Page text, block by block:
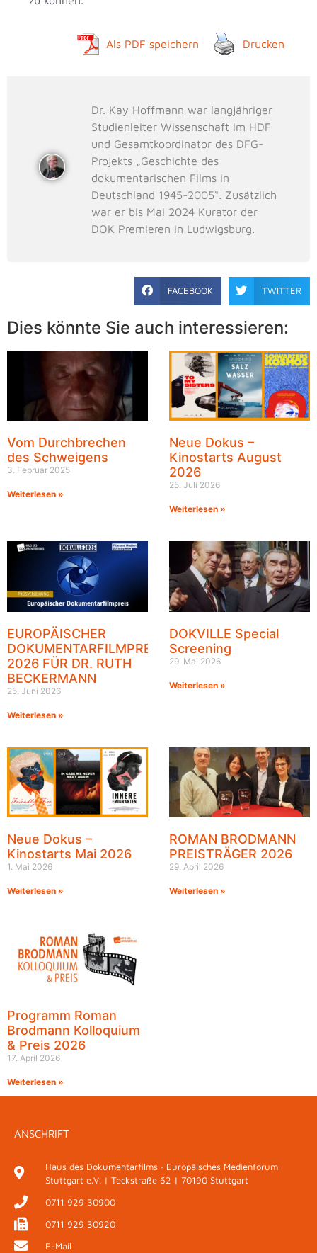
Als PDF speichern Drucken
Dr. Kay Hoffmann war langjähriger
Studienleiter Wissenschaft im HDF
und Gesamtkoordinator des DFG-
Projekts „Geschichte des
dokumentarischen Films in
Deutschland 1945-2005“. Zusätzlich
war er bis Mai 2024 Kurator der
DOK Premieren in Ludwigsburg.
FACEBOOK TWITTER
Dies könnte Sie auch interessieren:
Vom Durchbrechen
des Schweigens
3. Februar 2025
Weiterlesen »
Neue Dokus –
Kinostarts August
2026
25. Juli 2026
Weiterlesen »
EUROPÄISCHER
DOKUMENTARFILMPREIS
2026 FÜR DR. RUTH
BECKERMANN
25. Juni 2026
Weiterlesen »
DOKVILLE Special
Screening
29. Mai 2026
Weiterlesen »
Neue Dokus –
Kinostarts Mai 2026
1. Mai 2026
Weiterlesen »
ROMAN BRODMANN
PREISTRÄGER 2026
29. April 2026
Weiterlesen »
Programm Roman
Brodmann Kolloquium
& Preis 2026
17. April 2026
Weiterlesen »
ANSCHRIFT
Haus des Dokumentarfilms · Europäisches Medienforum
Stuttgart e.V. | Teckstraße 62 | 70190 Stuttgart
0711 929 30900
0711 929 30920
E-Mail